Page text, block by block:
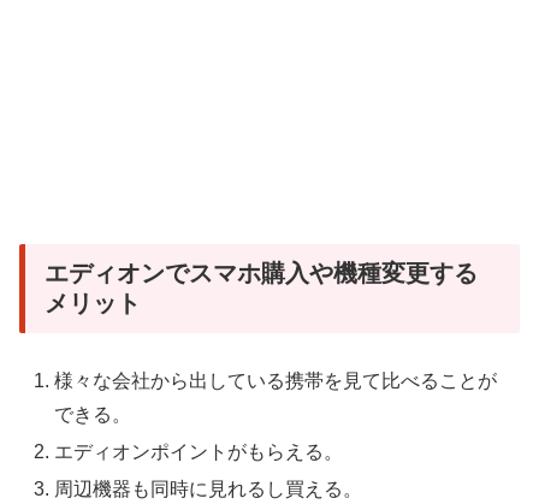
エディオンでスマホ購入や機種変更する
メリット
様々な会社から出している携帯を見て比べることが
できる。
エディオンポイントがもらえる。
周辺機器も同時に見れるし買える。